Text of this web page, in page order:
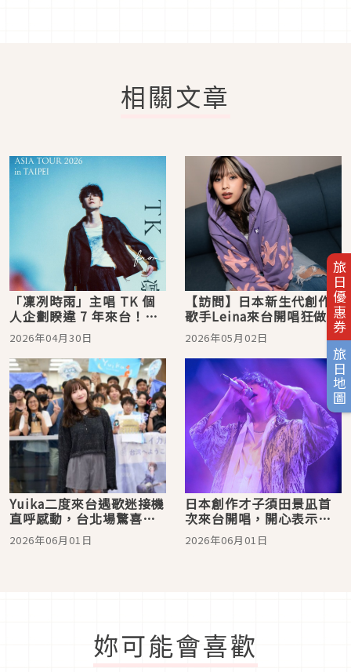
旅日優惠券
旅日地圖
相關文章
「凜冽時雨」主唱 TK 個
人企劃睽違 7 年來台！
〈unravel〉等神曲將再度
震撼樂迷感官
2026年04月30日
【訪問】日本新生代創作
歌手Leina來台開唱狂做功
課！為對發票學中文「想
中獎再回來」
2026年05月02日
Yuika二度來台遇歌迷接機
直呼感動，台北場驚喜獻
唱新歌〈Invisible
Youth〉嗨翻全場
2026年06月01日
日本創作才子須田景凪首
次來台開唱，開心表示
「靠音樂圓夢朝聖九份」
2026年06月01日
妳可能會喜歡